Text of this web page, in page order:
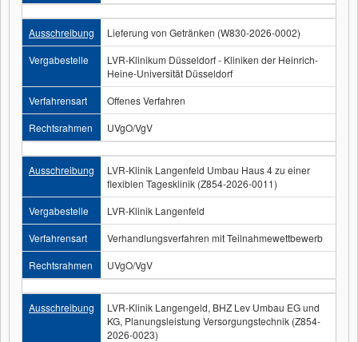
Ausschreibung
Lieferung von Getränken (W830-2026-0002)
Vergabestelle
LVR-Klinikum Düsseldorf - Kliniken der Heinrich-
Heine-Universität Düsseldorf
Verfahrensart
Offenes Verfahren
Rechtsrahmen
UVgO/VgV
Ausschreibung
LVR-Klinik Langenfeld Umbau Haus 4 zu einer
flexiblen Tagesklinik (Z854-2026-0011)
Vergabestelle
LVR-Klinik Langenfeld
Verfahrensart
Verhandlungsverfahren mit Teilnahmewettbewerb
Rechtsrahmen
UVgO/VgV
Ausschreibung
LVR-Klinik Langengeld, BHZ Lev Umbau EG und
KG, Planungsleistung Versorgungstechnik (Z854-
2026-0023)